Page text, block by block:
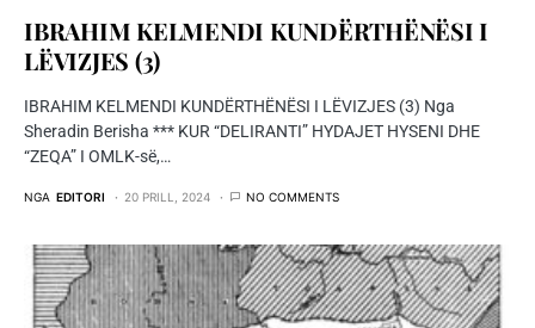
IBRAHIM KELMENDI KUNDËRTHËNËSI I
LËVIZJES (3)
IBRAHIM KELMENDI KUNDËRTHËNËSI I LËVIZJES (3) Nga
Sheradin Berisha *** KUR “DELIRANTI” HYDAJET HYSENI DHE
“ZEQA” I OMLK-së,…
NGA EDITORI 20 PRILL, 2024 NO COMMENTS